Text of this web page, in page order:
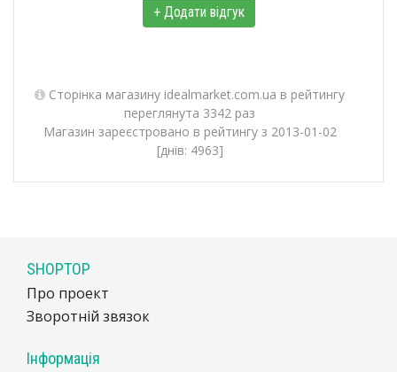
+ Додати відгук
Сторінка магазину idealmarket.com.ua в рейтингу
переглянута 3342 раз
Магазин зареєстровано в рейтингу з 2013-01-02
[днів: 4963]
SHOPTOP
Про проект
Зворотній звязок
Інформація